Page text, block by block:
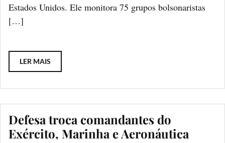
Estados Unidos. Ele monitora 75 grupos bolsonaristas
[…]
LER MAIS
Defesa troca comandantes do
Exército, Marinha e Aeronáutica